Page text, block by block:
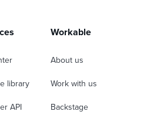
library
API
Workable
About us
Work with us
Backstage